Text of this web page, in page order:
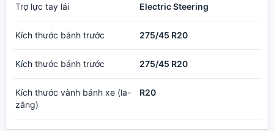
Trợ lực tay lái Electric Steering
Kích thước bánh trước 275/45 R20
Kích thước bánh trước 275/45 R20
Kích thước vành bánh xe (la-
zăng)
R20